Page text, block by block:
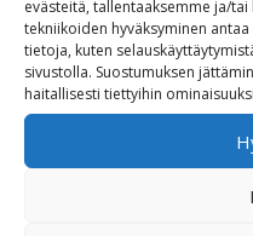
evästeitä, tallentaaksemme ja/
tekniikoiden hyväksyminen
tietoja, kuten
sivustolla. Suostumuksen
haitallisesti tiettyihin
H-D weekender laukku
396,71€